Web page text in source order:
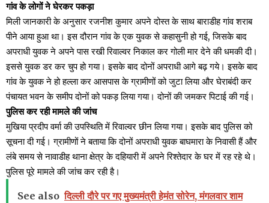
गांव के लोगों ने घेरकर पकड़ा
मिली जानकारी के अनुसार रजनीश कुमार अपने दोस्त के साथ बाराडीह गांव शराब
पीने आया हुआ था। इस दौरान गांव के एक युवक से कहासुनी हो गई, जिसके बाद
अपराधी युवक ने अपने पास रखी रिवाल्वर निकाल कर गोली मार देने की धमकी दी।
इससे युवक डर कर चुप हो गया। इसके बाद दोनों अपराधी आगे बढ़ गये। इसके बाद
गांव के युवक ने हो हल्ला कर आसपास के ग्रामीणों को जुटा लिया और घेराबंदी कर
पंचायत भवन के समीप दोनों को पकड़ लिया गया। दोनों की जमकर पिटाई की गई।
पुलिस कर रही मामले की जांच
मुखिया प्रदीप वर्मा की उपस्थिति में रिवाल्वर छीन लिया गया। इसके बाद पुलिस को
सूचना दी गई। ग्रामीणों ने बताया कि दोनों अपराधी युवक बाघमारा के निवासी हैं और
लंबे समय से नावाडीह थाना क्षेत्र के दहियारी में अपने रिश्तेदार के घर में रह रहे थे।
पुलिस पूरे मामले की जांच कर रही है।
See also दिल्ली दौरे पर गए मुख्यमंत्री हेमंत सोरेन, मंगलवार शाम